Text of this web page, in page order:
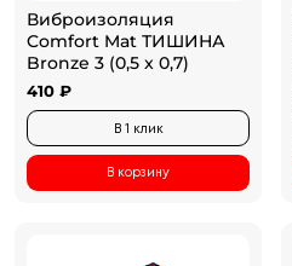
Виброизоляция
Comfort Mat ТИШИНА
Bronze 3 (0,5 x 0,7)
410 ₽
В 1 клик
В корзину